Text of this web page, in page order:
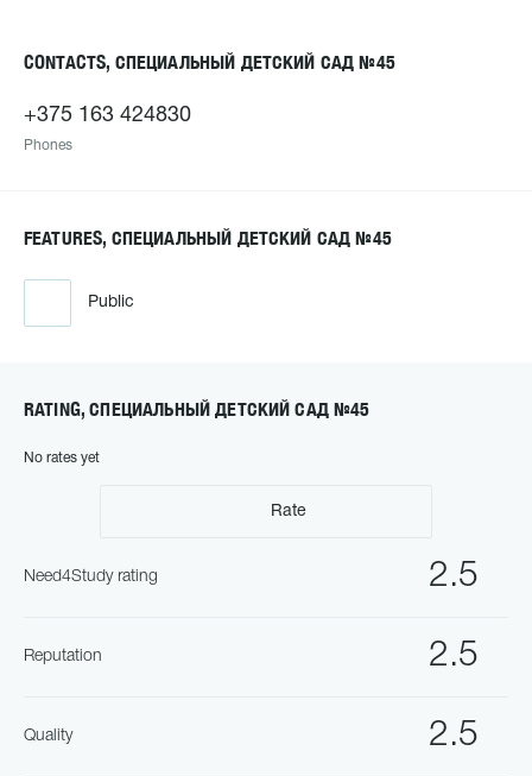
CONTACTS, СПЕЦИАЛЬНЫЙ ДЕТСКИЙ САД №45
+375 163 424830
Phones
FEATURES, СПЕЦИАЛЬНЫЙ ДЕТСКИЙ САД №45
Public
RATING, СПЕЦИАЛЬНЫЙ ДЕТСКИЙ САД №45
No rates yet
Rate
2.5
Need4Study rating
2.5
Reputation
2.5
Quality